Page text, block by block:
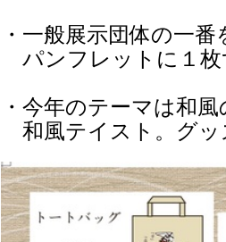
・一般展示団体の一
パンフレットに１枚
・今年のテーマは和
和風テイスト。グッ